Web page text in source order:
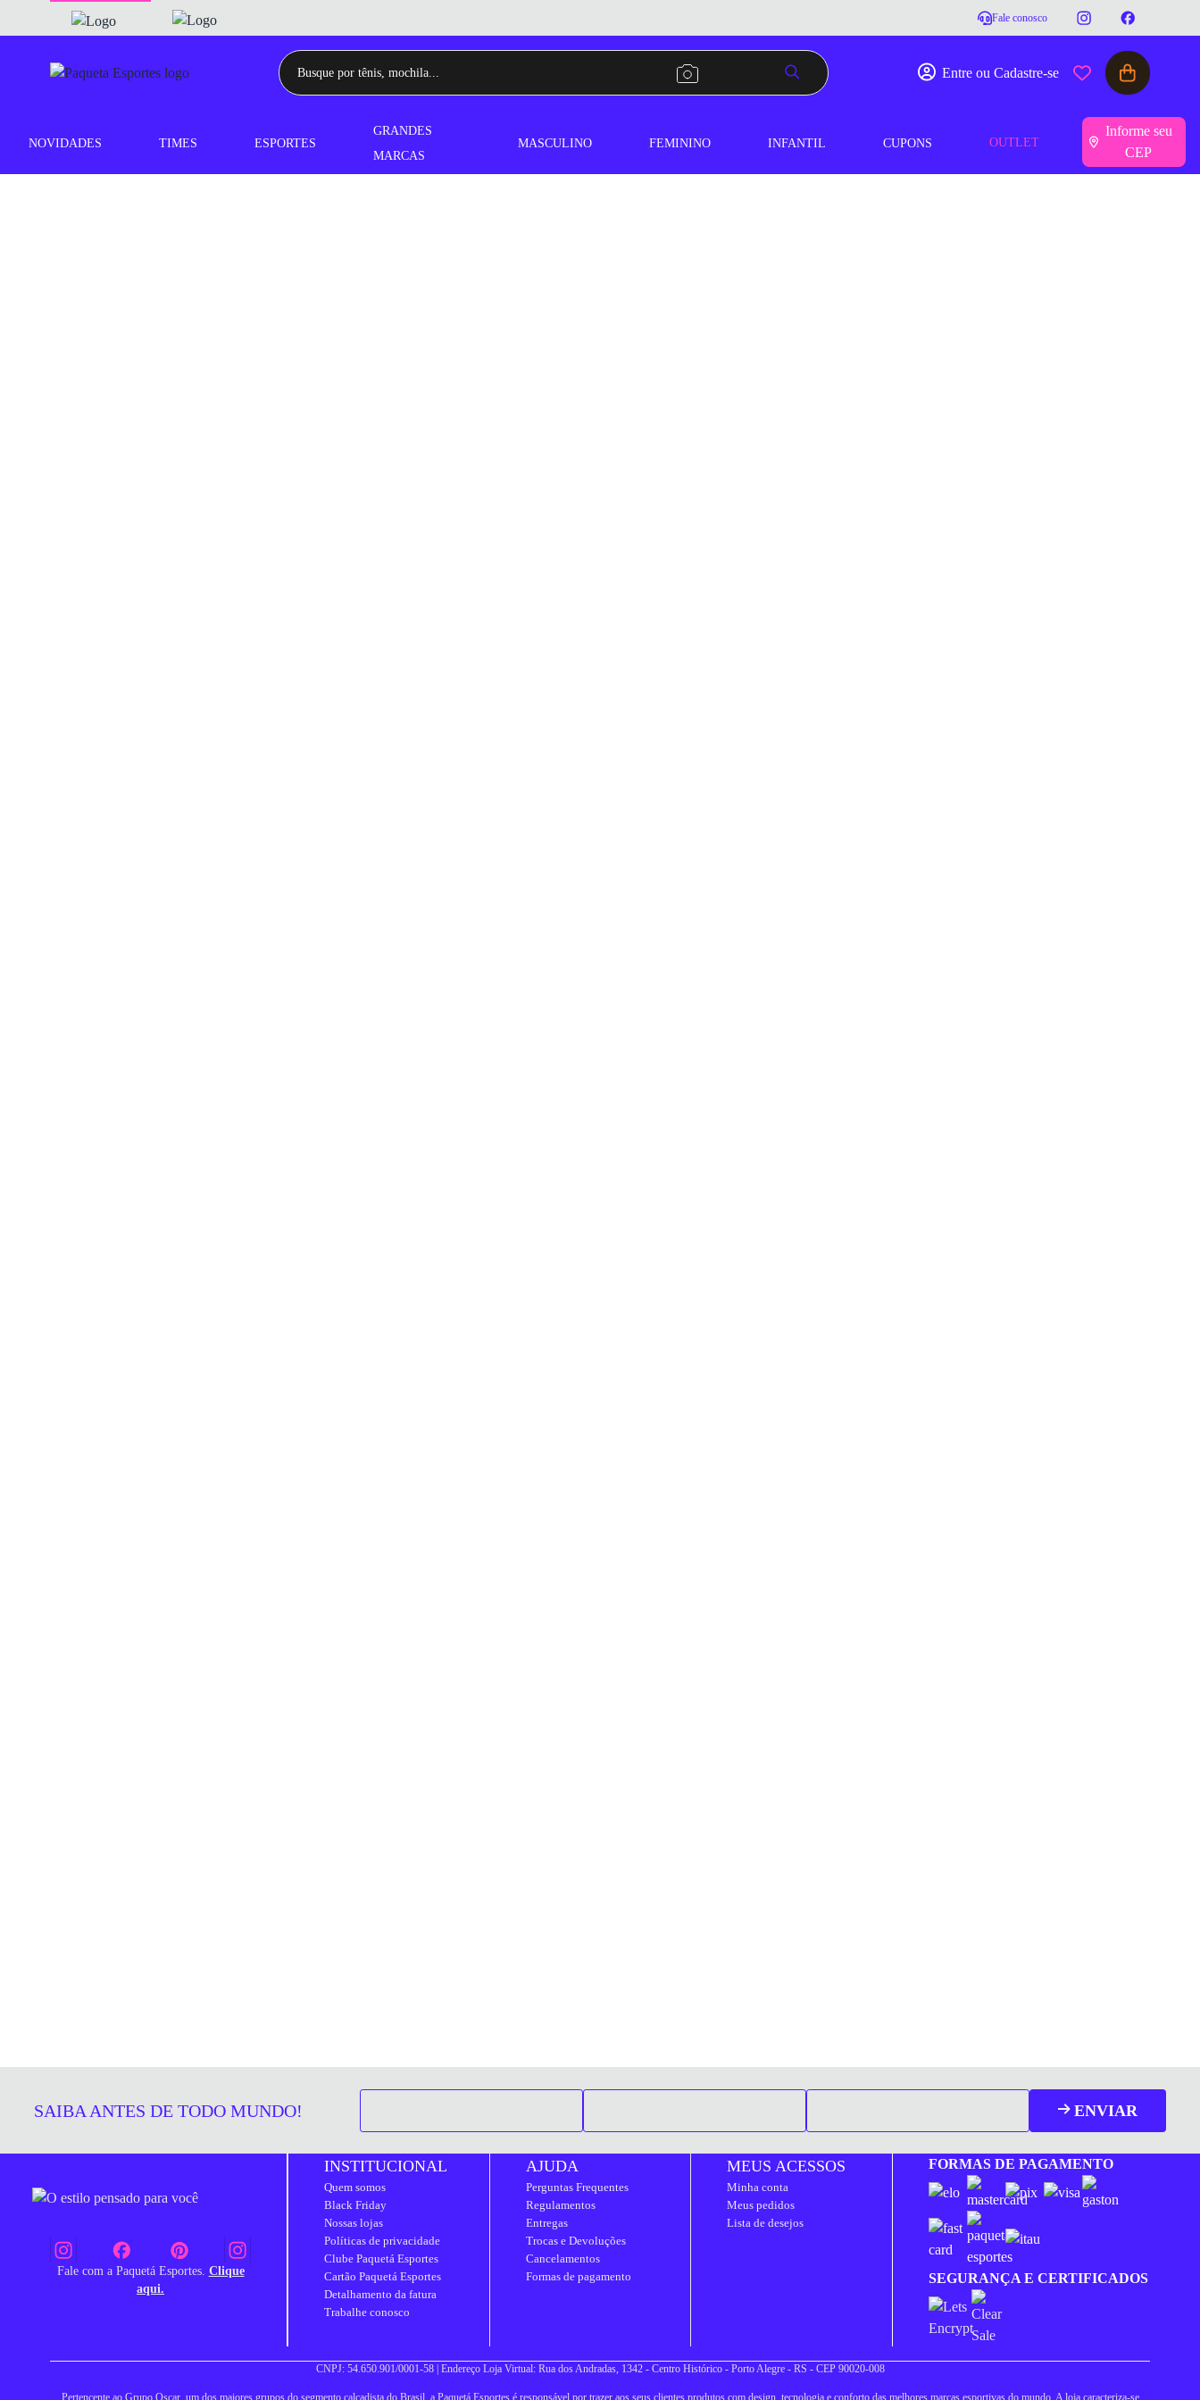
Fale conosco
Entre ou Cadastre-se
NOVIDADES TIMES ESPORTES
GRANDES
MARCAS
MASCULINO FEMININO INFANTIL CUPONS OUTLET
Informe seu
CEP
SAIBA ANTES DE TODO MUNDO! ENVIAR
Fale com a Paquetá Esportes. Clique
aqui.
INSTITUCIONAL
Quem somos
Black Friday
Nossas lojas
Políticas de privacidade
Clube Paquetá Esportes
Cartão Paquetá Esportes
Detalhamento da fatura
Trabalhe conosco
AJUDA
Perguntas Frequentes
Regulamentos
Entregas
Trocas e Devoluções
Cancelamentos
Formas de pagamento
MEUS ACESSOS
Minha conta
Meus pedidos
Lista de desejos
FORMAS DE PAGAMENTO
SEGURANÇA E CERTIFICADOS
CNPJ: 54.650.901/0001-58 | Endereço Loja Virtual: Rua dos Andradas, 1342 - Centro Histórico - Porto Alegre - RS - CEP 90020-008
Pertencente ao Grupo Oscar, um dos maiores grupos do segmento calçadista do Brasil, a Paquetá Esportes é responsável por trazer aos seus clientes produtos com design, tecnologia e conforto das melhores marcas esportivas do mundo. A loja caracteriza-se